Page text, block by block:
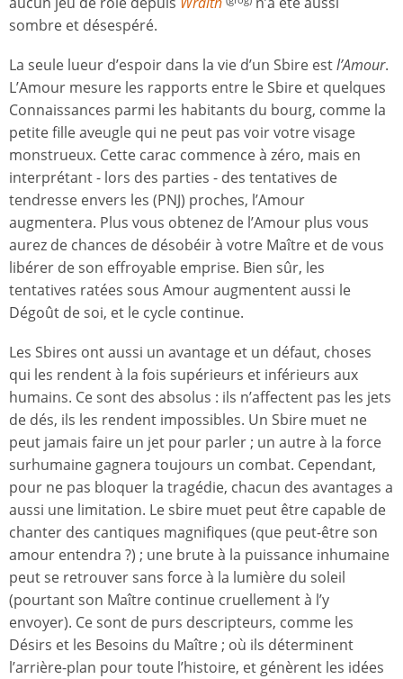
sombre et désespéré.
La seule lueur d’espoir dans la vie d’un Sbire estl’Amour.
L’Amour mesure les rapports entre le Sbire et quelques
Connaissances parmi les habitants du bourg, comme la
petite fille aveugle qui ne peut pas voir votre visage
monstrueux. Cette carac commence à zéro, mais en
interprétant - lors des parties - des tentatives de
tendresse envers les (PNJ) proches, l’Amour
augmentera. Plus vous obtenez de l’Amour plus vous
aurez de chances de désobéir à votre Maître et de vous
libérer de son effroyable emprise. Bien sûr, les
tentatives ratées sous Amour augmentent aussi le
Dégoût de soi, et le cycle continue.
Les Sbires ont aussi un avantage et un défaut, choses
qui les rendent à la fois supérieurs et inférieurs aux
humains. Ce sont des absolus : ils n’affectent pas les jets
de dés, ils les rendent impossibles. Un Sbire muet ne
peut jamais faire un jet pour parler ; un autre à la force
surhumaine gagnera toujours un combat. Cependant,
pour ne pas bloquer la tragédie, chacun des avantages a
aussi une limitation. Le sbire muet peut être capable de
chanter des cantiques magnifiques (que peut-être son
amour entendra ?) ; une brute à la puissance inhumaine
peut se retrouver sans force à la lumière du soleil
(pourtant son Maître continue cruellement à l’y
envoyer). Ce sont de purs descripteurs, comme les
Désirs et les Besoins du Maître ; où ils déterminent
l’arrière-plan pour toute l’histoire, et génèrent les idées